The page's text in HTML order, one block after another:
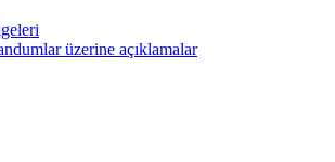
üzerine açıklamalar